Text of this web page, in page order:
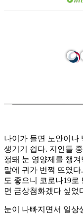
나이가 들면 노안이나
생기기 쉽다. 지인들
정돼 눈 영양제를 챙
말에 귀가 번쩍 뜨였
도 좋으니 코로나19로
면 금상첨화겠다 싶었
눈이 나빠지면서 일상